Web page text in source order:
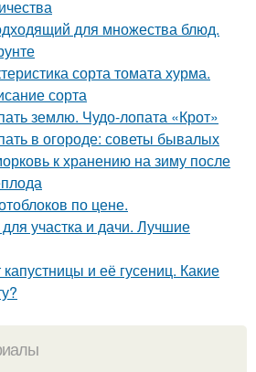
для множества блюд.
сорта томата хурма.
сорта
землю. Чудо-лопата «Крот»
в огороде: советы бывалых
к хранению на зиму после
по цене.
участка и дачи. Лучшие
капустницы и её гусениц. Какие